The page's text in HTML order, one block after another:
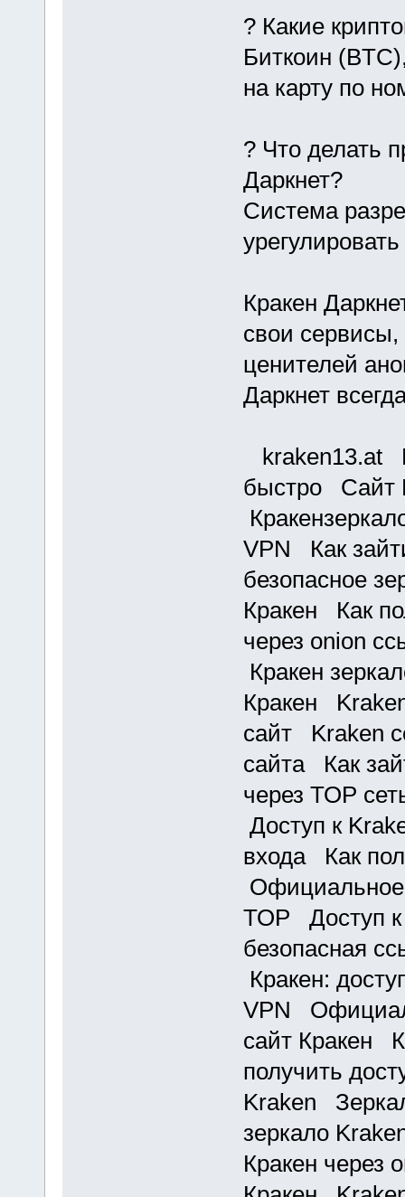
? Какие
Биткоин
на карту по
? Что делать
Даркнет?
Система
Кракен
свои
ценителей
Даркнет
kraken13.at
быстро Сайт
VPN Как
безопасное
Кракен Как
через onion
Кракен
Кракен
сайт Kraken
сайта Как
через ТОР
Доступ к
входа Как
Официальное
ТОР Доступ к
безопасная
Кракен:
VPN
сайт Кракен
получить
Kraken
зеркало
Кракен